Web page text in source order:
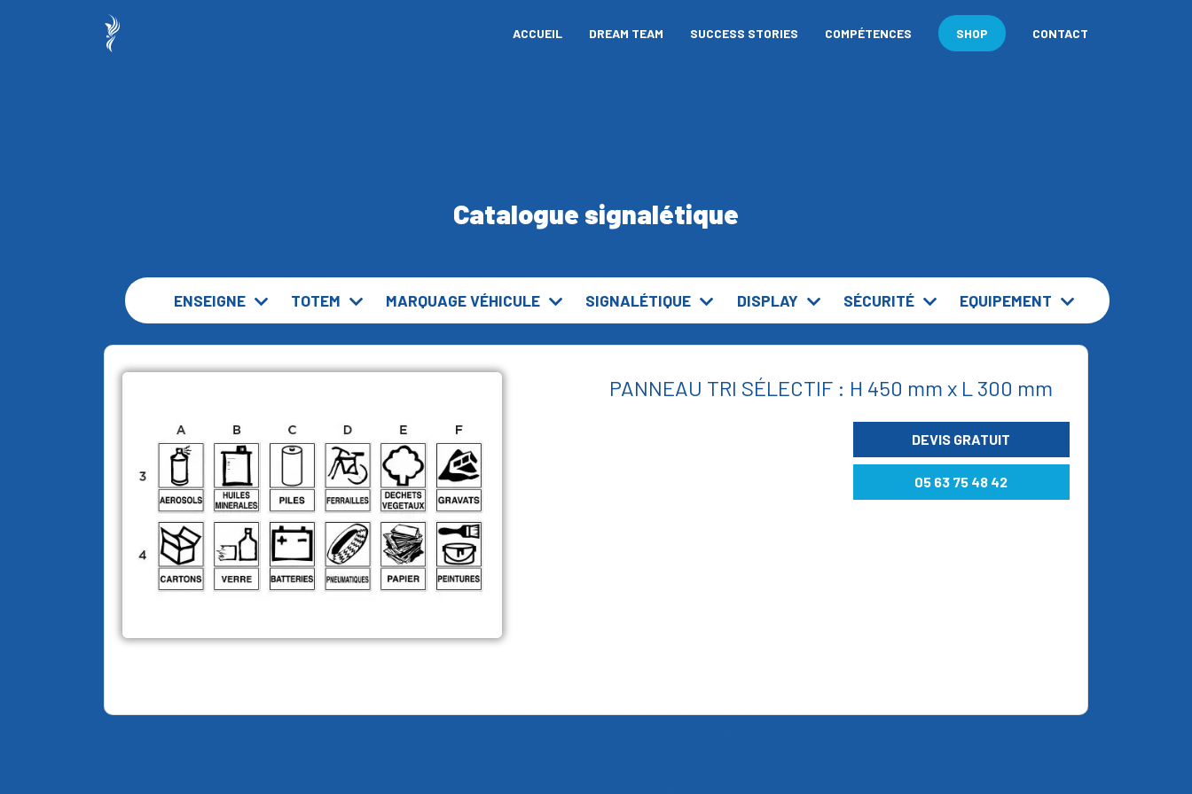
ACCUEIL DREAM TEAM SUCCESS STORIES COMPÉTENCES
SIGNALÉTIQUE SHOP CONTACT
Catalogue signalétique
ENSEIGNE TOTEM MARQUAGE VÉHICULE SIGNALÉTIQUE DISPLAY SÉCURITÉ EQUIPEMENT
PANNEAU TRI SÉLECTIF : H 450 mm x L 300 mm
DEVIS GRATUIT
05 63 75 48 42